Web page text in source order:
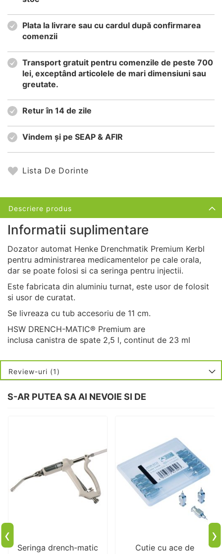
Plata la livrare sau cu cardul după confirmarea
comenzii
Transport gratuit pentru comenzile de peste 700
lei, exceptând articolele de mari dimensiuni sau
greutate.
Retur în 14 de zile
Vindem și pe SEAP & AFIR
Lista De Dorinte
Descriere produs
Informatii suplimentare
Dozator automat Henke Drenchmatik Premium Kerbl
pentru administrarea medicamentelor pe cale orala,
dar se poate folosi si ca seringa pentru injectii.
Este fabricata din aluminiu turnat, este usor de folosit
si usor de curatat.
Se livreaza cu tub accesoriu de 11 cm.
HSW DRENCH-MATIC® Premium are
inclusa canistra de spate 2,5 l, continut de 23 ml
Review-uri 1
S-AR PUTEA SA AI NEVOIE SI DE
Seringa drench-matic
Cutie cu ace de
‹ ›